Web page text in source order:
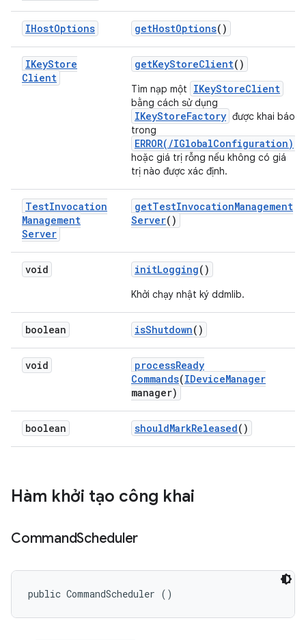
IHostOptions getHostOptions()
IKeyStore
Client
getKeyStoreClient()
Tìm nạp một IKeyStoreClient
bằng cách sử dụng
IKeyStoreFactory được khai báo
trong
ERROR(/IGlobalConfiguration)
hoặc giá trị rỗng nếu không có giá
trị nào được xác định.
TestInvocation
Management
Server
getTestInvocationManagement
Server()
void initLogging()
Khởi chạy nhật ký ddmlib.
boolean isShutdown()
void processReady
Commands(IDeviceManager
manager)
boolean shouldMarkReleased()
Hàm khởi tạo công khai
CommandScheduler
public CommandScheduler ()